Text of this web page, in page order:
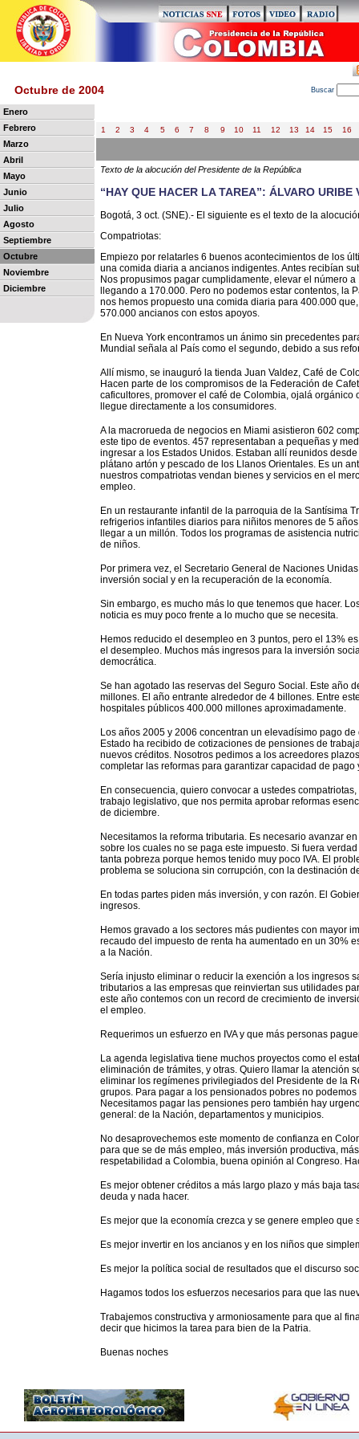
Octubre de 2004 Buscar
Enero
Febrero
Marzo
Abril
Mayo
Junio
Julio
Agosto
Septiembre
Octubre
Noviembre
Diciembre
1 2 3 4 5 6 7 8 9 10 11 12 13 14 15 16
Texto de la alocución del Presidente de la República
“HAY QUE HACER LA TAREA”: ÁLVARO URIBE
Bogotá, 3 oct. (SNE).- El siguiente es el texto de la
Compatriotas:
Empiezo por relatarles 6 buenos acontecimientos de los
una comida diaria a ancianos indigentes. Antes recibían
Nos propusimos pagar cumplidamente, elevar el número
llegando a 170.000. Pero no podemos estar contentos,
nos hemos propuesto una comida diaria para 400.000
570.000 ancianos con estos apoyos.
En Nueva York encontramos un ánimo sin precedentes
Mundial señala al País como el segundo, debido a sus
Allí mismo, se inauguró la tienda Juan Valdez, Café de
Hacen parte de los compromisos de la Federación de
caficultores, promover el café de Colombia, ojalá
llegue directamente a los consumidores.
A la macrorueda de negocios en Miami asistieron 602
este tipo de eventos. 457 representaban a pequeñas y
ingresar a los Estados Unidos. Estaban allí reunidos
plátano artón y pescado de los Llanos Orientales. Es un
nuestros compatriotas vendan bienes y servicios en el
empleo.
En un restaurante infantil de la parroquia de la Santísima
refrigerios infantiles diarios para niñitos menores de 5
llegar a un millón. Todos los programas de asistencia
de niños.
Por primera vez, el Secretario General de Naciones
inversión social y en la recuperación de la economía.
Sin embargo, es mucho más lo que tenemos que hacer.
noticia es muy poco frente a lo mucho que se necesita.
Hemos reducido el desempleo en 3 puntos, pero el 13%
el desempleo. Muchos más ingresos para la inversión
democrática.
Se han agotado las reservas del Seguro Social. Este año
millones. El año entrante alrededor de 4 billones. Entre
hospitales públicos 400.000 millones aproximadamente.
Los años 2005 y 2006 concentran un elevadísimo pago
Estado ha recibido de cotizaciones de pensiones de
nuevos créditos. Nosotros pedimos a los acreedores
completar las reformas para garantizar capacidad de
En consecuencia, quiero convocar a ustedes
trabajo legislativo, que nos permita aprobar reformas
de diciembre.
Necesitamos la reforma tributaria. Es necesario avanzar
sobre los cuales no se paga este impuesto. Si fuera
tanta pobreza porque hemos tenido muy poco IVA. El
problema se soluciona sin corrupción, con la destinación
En todas partes piden más inversión, y con razón. El
ingresos.
Hemos gravado a los sectores más pudientes con mayor
recaudo del impuesto de renta ha aumentado en un 30%
a la Nación.
Sería injusto eliminar o reducir la exención a los ingresos
tributarios a las empresas que reinviertan sus utilidades
este año contemos con un record de crecimiento de
el empleo.
Requerimos un esfuerzo en IVA y que más personas
La agenda legislativa tiene muchos proyectos como el
eliminación de trámites, y otras. Quiero llamar la atención
eliminar los regímenes privilegiados del Presidente de la
grupos. Para pagar a los pensionados pobres no
Necesitamos pagar las pensiones pero también hay
general: de la Nación, departamentos y municipios.
No desaprovechemos este momento de confianza en
para que se de más empleo, más inversión productiva,
respetabilidad a Colombia, buena opinión al Congreso.
Es mejor obtener créditos a más largo plazo y más baja
deuda y nada hacer.
Es mejor que la economía crezca y se genere empleo
Es mejor invertir en los ancianos y en los niños que
Es mejor la política social de resultados que el discurso
Hagamos todos los esfuerzos necesarios para que las
Trabajemos constructiva y armoniosamente para que al
decir que hicimos la tarea para bien de la Patria.
Buenas noches